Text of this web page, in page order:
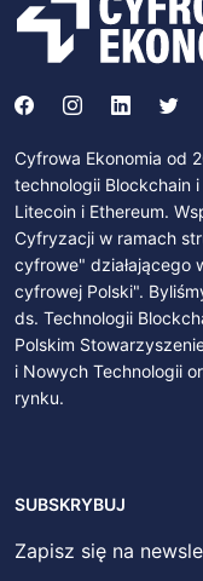
Cyfrowa Ekonomia od
technologii Blockchain
Litecoin i Ethereum.
Cyfryzacji w ramach
cyfrowe" działającego
cyfrowej Polski".
ds. Technologii
Polskim
i Nowych Technologii
rynku.
SUBSKRYBUJ
Zapisz się na